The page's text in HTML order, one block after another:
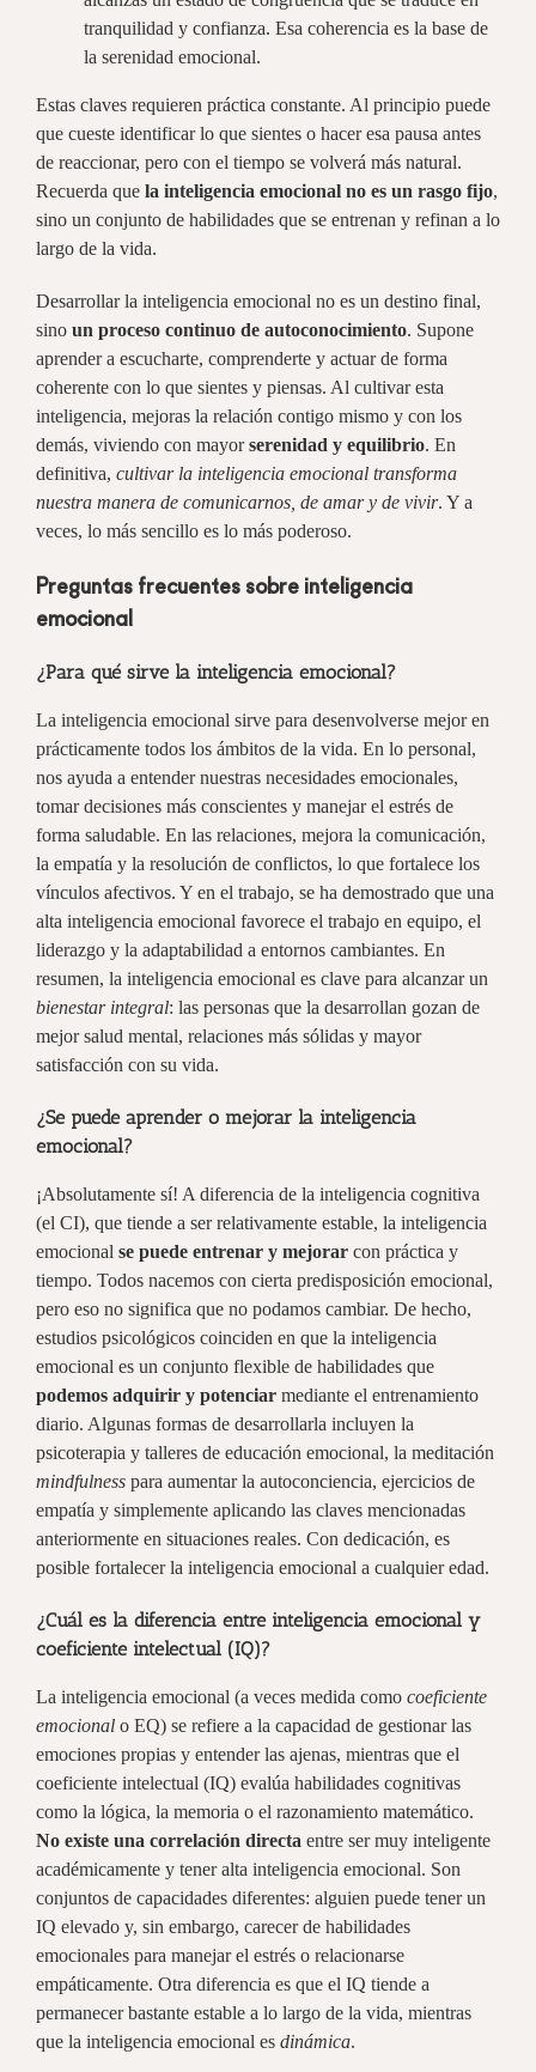
tranquilidad y confianza. Esa coherencia es la base de
la serenidad emocional.
Estas claves requieren práctica constante. Al principio puede
que cueste identificar lo que sientes o hacer esa pausa antes
de reaccionar, pero con el tiempo se volverá más natural.
Recuerda que la inteligencia emocional no es un rasgo fijo,
sino un conjunto de habilidades que se entrenan y refinan a lo
largo de la vida.
Desarrollar la inteligencia emocional no es un destino final,
sino un proceso continuo de autoconocimiento. Supone
aprender a escucharte, comprenderte y actuar de forma
coherente con lo que sientes y piensas. Al cultivar esta
inteligencia, mejoras la relación contigo mismo y con los
demás, viviendo con mayorserenidad y equilibrio. En
definitiva, cultivar la inteligencia emocional transforma
nuestra manera de comunicarnos, de amar y de vivir. Y a
veces, lo más sencillo es lo más poderoso.
Preguntas frecuentes sobre inteligencia
emocional
¿Para qué sirve la inteligencia emocional?
La inteligencia emocional sirve para desenvolverse mejor en
prácticamente todos los ámbitos de la vida. En lo personal,
nos ayuda a entender nuestras necesidades emocionales,
tomar decisiones más conscientes y manejar el estrés de
forma saludable. En las relaciones, mejora la comunicación,
la empatía y la resolución de conflictos, lo que fortalece los
vínculos afectivos. Y en el trabajo, se ha demostrado que una
alta inteligencia emocional favorece el trabajo en equipo, el
liderazgo y la adaptabilidad a entornos cambiantes. En
resumen, la inteligencia emocional es clave para alcanzar un
bienestar integral: las personas que la desarrollan gozan de
mejor salud mental, relaciones más sólidas y mayor
satisfacción con su vida.
¿Se puede aprender o mejorar la inteligencia
emocional?
¡Absolutamente sí! A diferencia de la inteligencia cognitiva
(el CI), que tiende a ser relativamente estable, la inteligencia
emocional se puede entrenar y mejorarcon práctica y
tiempo. Todos nacemos con cierta predisposición emocional,
pero eso no significa que no podamos cambiar. De hecho,
estudios psicológicos coinciden en que la inteligencia
emocional es un conjunto flexible de habilidades que
podemos adquirir y potenciarmediante el entrenamiento
diario. Algunas formas de desarrollarla incluyen la
psicoterapia y talleres de educación emocional, la meditación
mindfulnesspara aumentar la autoconciencia, ejercicios de
empatía y simplemente aplicando las claves mencionadas
anteriormente en situaciones reales. Con dedicación, es
posible fortalecer la inteligencia emocional a cualquier edad.
¿Cuál es la diferencia entre inteligencia emocional y
coeficiente intelectual (IQ)?
La inteligencia emocional (a veces medida como coeficiente
emocionalo EQ) se refiere a la capacidad de gestionar las
emociones propias y entender las ajenas, mientras que el
coeficiente intelectual (IQ) evalúa habilidades cognitivas
como la lógica, la memoria o el razonamiento matemático.
No existe una correlación directa entre ser muy inteligente
académicamente y tener alta inteligencia emocional. Son
conjuntos de capacidades diferentes: alguien puede tener un
IQ elevado y, sin embargo, carecer de habilidades
emocionales para manejar el estrés o relacionarse
empáticamente. Otra diferencia es que el IQ tiende a
permanecer bastante estable a lo largo de la vida, mientras
que la inteligencia emocional es dinámica.